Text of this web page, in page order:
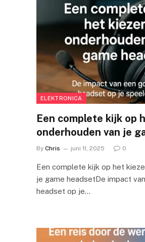
ELEKTRONICA
Een complete kijk op
onderhouden van je
By Chris juni 11, 2025 0
Een complete kijk op het
je game headsetDe impact
headset op je…